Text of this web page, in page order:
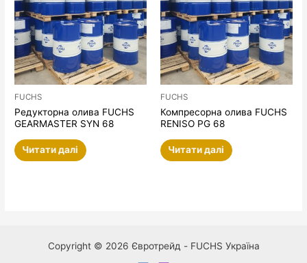
FUCHS
Редукторна олива FUCHS
GEARMASTER SYN 68
Читати далі
FUCHS
Компресорна олива FUCHS
RENISO PG 68
Читати далі
Copyright © 2026 Євротрейд - FUCHS Україна